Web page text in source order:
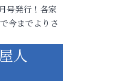
号発行！各家
今までよりさ
人